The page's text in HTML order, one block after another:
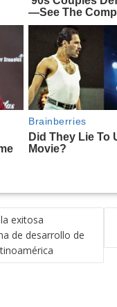
exitosa
de desarrollo de